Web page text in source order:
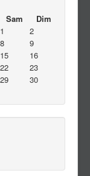
Sam
Dim
1
2
8
9
15
16
22
23
29
30